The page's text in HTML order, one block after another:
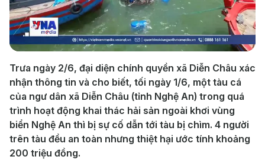
Video
Trưa ngày 2/6, đại diện chính quyền xã Diễn Châu xác
nhận thông tin và cho biết, tối ngày 1/6, một tàu cá
của ngư dân xã Diễn Châu (tỉnh Nghệ An) trong quá
trình hoạt động khai thác hải sản ngoài khơi vùng
biển Nghệ An thì bị sự cố dẫn tới tàu bị chìm. 4 người
trên tàu đều an toàn nhưng thiệt hại ước tính khoảng
200 triệu đồng.